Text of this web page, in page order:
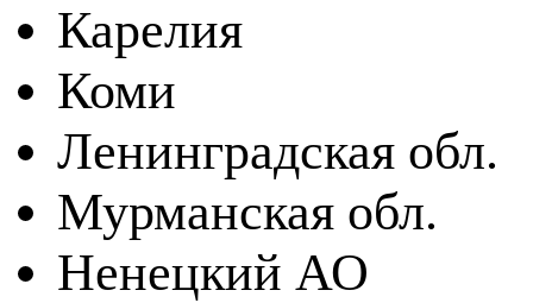
Карелия
Коми
Ленинградская обл.
Мурманская обл.
Ненецкий АО